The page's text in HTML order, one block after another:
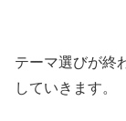
テーマ選びが終
していきます。